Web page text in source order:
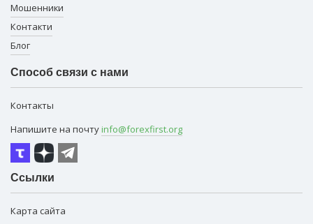
Мошенники
Контакти
Блог
Способ связи с нами
Контакты
Напишите на почту info@forexfirst.org
Ссылки
Карта сайта